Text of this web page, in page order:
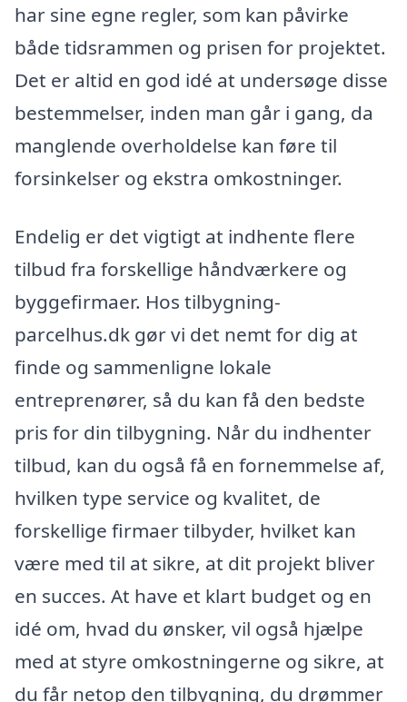
har sine egne regler, som kan påvirke
både tidsrammen og prisen for projektet.
Det er altid en god idé at undersøge disse
bestemmelser, inden man går i gang, da
manglende overholdelse kan føre til
forsinkelser og ekstra omkostninger.
Endelig er det vigtigt at indhente flere
tilbud fra forskellige håndværkere og
byggefirmaer. Hos tilbygning-
parcelhus.dk gør vi det nemt for dig at
finde og sammenligne lokale
entreprenører, så du kan få den bedste
pris for din tilbygning. Når du indhenter
tilbud, kan du også få en fornemmelse af,
hvilken type service og kvalitet, de
forskellige firmaer tilbyder, hvilket kan
være med til at sikre, at dit projekt bliver
en succes. At have et klart budget og en
idé om, hvad du ønsker, vil også hjælpe
med at styre omkostningerne og sikre, at
du får netop den tilbygning, du drømmer